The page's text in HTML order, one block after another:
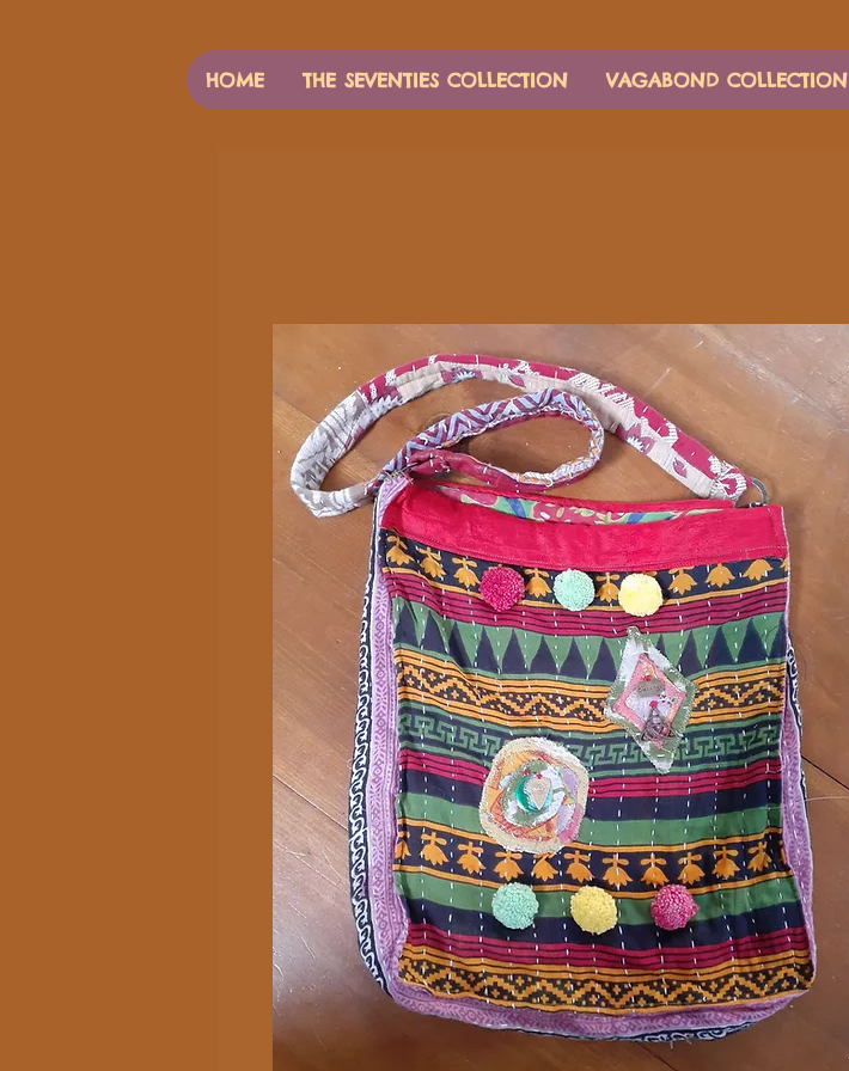
HOME THE SEVENTIES COLLECTION VAGABOND COLLECTION